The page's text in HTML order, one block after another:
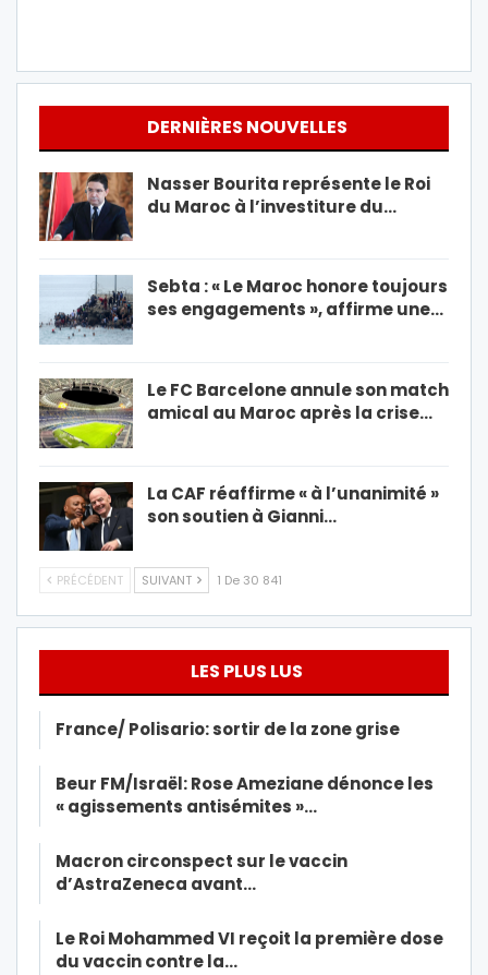
DERNIÈRES NOUVELLES
Nasser Bourita représente le Roi
du Maroc à l’investiture du…
Sebta : « Le Maroc honore toujours
ses engagements », affirme une…
Le FC Barcelone annule son match
amical au Maroc après la crise…
La CAF réaffirme « à l’unanimité »
son soutien à Gianni…
PRÉCÉDENT SUIVANT 1 De 30 841
LES PLUS LUS
France/ Polisario: sortir de la zone grise
Beur FM/Israël: Rose Ameziane dénonce les
« agissements antisémites »…
Macron circonspect sur le vaccin
d’AstraZeneca avant…
Le Roi Mohammed VI reçoit la première dose
du vaccin contre la…